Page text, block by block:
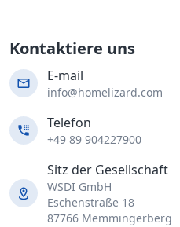
Kontaktiere uns
E-mail
info@homelizard.com
Telefon
+49 89 904227900
Sitz der Gesellschaft
WSDI GmbH
Eschenstraße 18
87766 Memmingerberg